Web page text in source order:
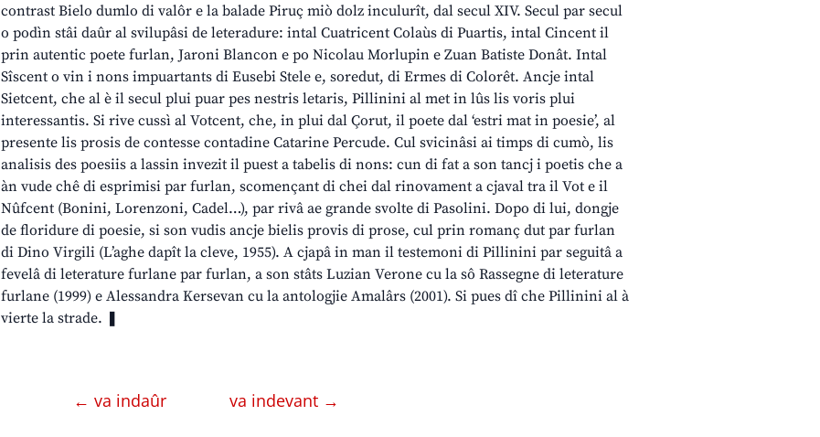
contrast Bielo dumlo di valôr e la balade Piruç miò dolz inculurît, dal secul XIV. Secul par secul
o podìn stâi daûr al svilupâsi de leteradure: intal Cuatricent Colaùs di Puartis, intal Cincent il
prin autentic poete furlan, Jaroni Blancon e po Nicolau Morlupin e Zuan Batiste Donât. Intal
Sîscent o vin i nons impuartants di Eusebi Stele e, soredut, di Ermes di Colorêt. Ancje intal
Sietcent, che al è il secul plui puar pes nestris letaris, Pillinini al met in lûs lis voris plui
interessantis. Si rive cussì al Votcent, che, in plui dal Çorut, il poete dal ‘estri mat in poesie’, al
presente lis prosis de contesse contadine Catarine Percude. Cul svicinâsi ai timps di cumò, lis
analisis des poesiis a lassin invezit il puest a tabelis di nons: cun di fat a son tancj i poetis che a
àn vude chê di esprimisi par furlan, scomençant di chei dal rinovament a cjaval tra il Vot e il
Nûfcent (Bonini, Lorenzoni, Cadel…), par rivâ ae grande svolte di Pasolini. Dopo di lui, dongje
de floridure di poesie, si son vudis ancje bielis provis di prose, cul prin romanç dut par furlan
di Dino Virgili (L’aghe dapît la cleve, 1955). A cjapâ in man il testemoni di Pillinini par seguitâ a
fevelâ di leterature furlane par furlan, a son stâts Luzian Verone cu la sô Rassegne di leterature
furlane (1999) e Alessandra Kersevan cu la antologjie Amalârs (2001). Si pues dî che Pillinini al à
vierte la strade. ❚
← va indaûr va indevant →